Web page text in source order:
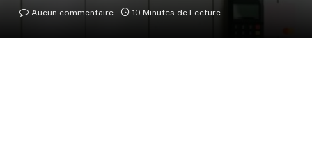
Aucun commentaire 10 Minutes de Lecture